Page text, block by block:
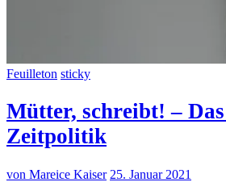
Feuilleton sticky
Mütter, schreibt! –
Zeitpolitik
von Mareice Kaiser 25. Januar 2021